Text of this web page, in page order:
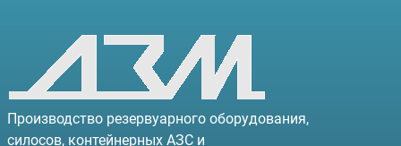
Производство резервуарного оборудования,
силосов, контейнерных АЗС и